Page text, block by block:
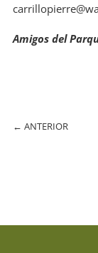
Amigos del
← ANTERIOR